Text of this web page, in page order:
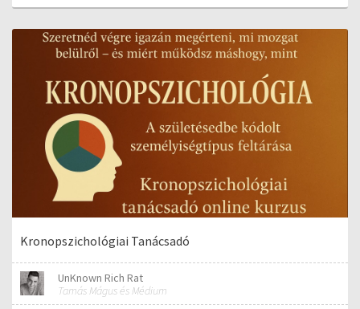
Kronopszichológiai Tanácsadó
UnKnown Rich Rat
Tamás Mágus és Médium